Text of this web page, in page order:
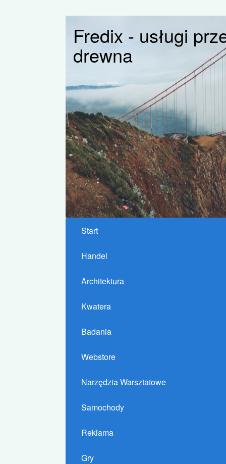
Fredix - usługi
drewna
Start
Handel
Architektura
Kwatera
Badania
Webstore
Narzędzia Warsztatowe
Samochody
Reklama
Gry